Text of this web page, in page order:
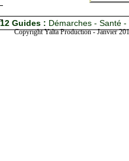
12 Guides : Démarches - Santé
Copyright Yalta Production - Janvier